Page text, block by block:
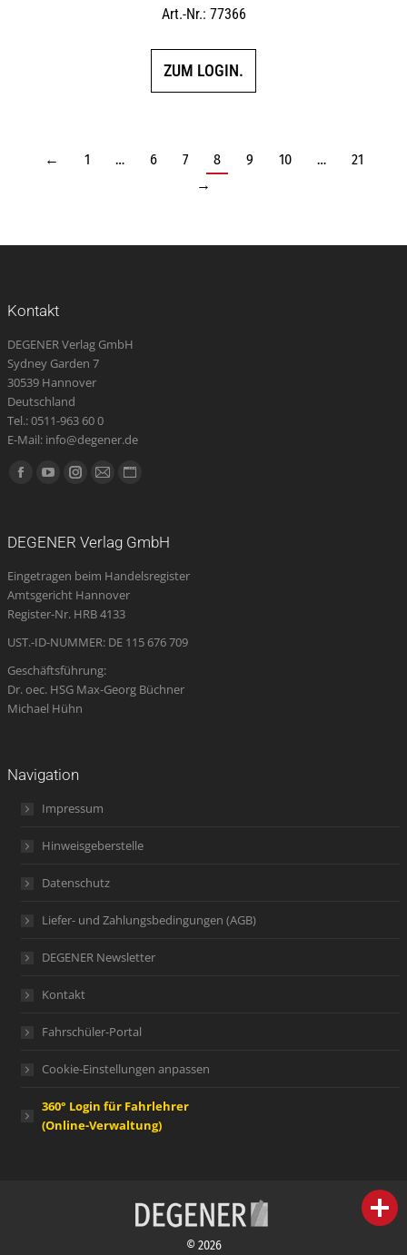
Art.-Nr.: 77366
ZUM LOGIN.
← 1 … 6 7 8 9 10 …
21
→
Kontakt
DEGENER Verlag GmbH
Sydney Garden 7
30539 Hannover
Deutschland
Tel.: 0511-963 60 0
E-Mail: info@degener.de
Finden Sie uns auf:
Facebook
new
window
YouTube
new
window
Instagram
new
window
E-
opens
in
new
Website
new
DEGENER Verlag GmbH
Eingetragen beim Handelsregister
Amtsgericht Hannover
Register-Nr. HRB 4133
UST.-ID-NUMMER: DE 115 676 709
Geschäftsführung:
Dr. oec. HSG Max-Georg Büchner
Michael Hühn
Navigation
Impressum
Hinweisgeberstelle
Datenschutz
Liefer- und Zahlungsbedingungen (AGB)
DEGENER Newsletter
Kontakt
Fahrschüler-Portal
Cookie-Einstellungen anpassen
360° Login für Fahrlehrer
(Online-Verwaltung)
© 2026
person IHR FACHBERATER
campaign